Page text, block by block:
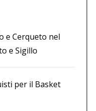
e Cerqueto nel
e Sigillo
per il Basket